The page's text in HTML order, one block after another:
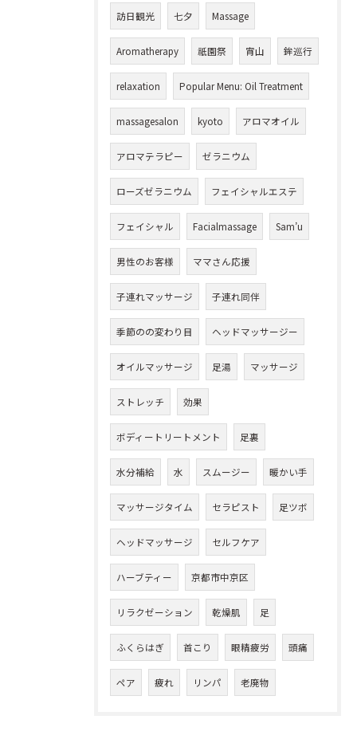
訪日観光 七夕 Massage
Aromatherapy 祇園祭 宵山 鉾巡行
relaxation Popular Menu: Oil Treatment
massagesalon kyoto アロマオイル
アロマテラピー ゼラニウム
ローズゼラニウム フェイシャルエステ
フェイシャル Facialmassage Sam’u
男性のお客様 ママさん応援
子連れマッサージ 子連れ同伴
季節のの変わり目 ヘッドマッサージー
オイルマッサージ 足湯 マッサージ
ストレッチ 効果
ボディートリートメント 足裏
水分補給 水 スムージー 暖かい手
マッサージタイム セラピスト 足ツボ
ヘッドマッサージ セルフケア
ハーブティー 京都市中京区
リラクゼーション 乾燥肌 足
ふくらはぎ 首こり 眼精疲労 頭痛
ペア 疲れ リンパ 老廃物